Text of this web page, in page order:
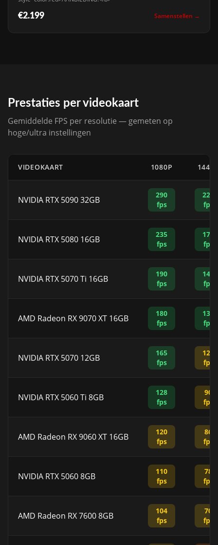
€2.199 Samenstellen →
Prestaties per videokaart
Gemiddelde FPS per resolutie — gemeten op
hoge/ultra instellingen
VIDEOKAART 1080P
NVIDIA RTX 5090 32GB
290
fps
225
fps
NVIDIA RTX 5080 16GB
235
fps
178
fps
NVIDIA RTX 5070 Ti 16GB
190
fps
140
fps
AMD Radeon RX 9070 XT 16GB
180
fps
132
fps
NVIDIA RTX 5070 12GB
165
fps
120
fps
NVIDIA RTX 5060 Ti 8GB
128
fps
90
fps
AMD Radeon RX 9060 XT 16GB
120
fps
86
fps
NVIDIA RTX 5060 8GB
110
fps
78
fps
AMD Radeon RX 7600 8GB
104
fps
70
fps